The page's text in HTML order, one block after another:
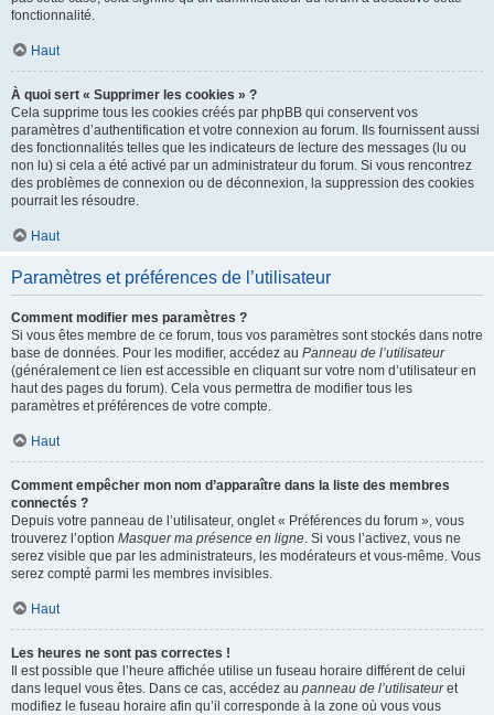
fonctionnalité.
Haut
À quoi sert « Supprimer les cookies » ?
Cela supprime tous les cookies créés par phpBB qui conservent vos
paramètres d’authentification et votre connexion au forum. Ils fournissent aussi
des fonctionnalités telles que les indicateurs de lecture des messages (lu ou
non lu) si cela a été activé par un administrateur du forum. Si vous rencontrez
des problèmes de connexion ou de déconnexion, la suppression des cookies
pourrait les résoudre.
Haut
Paramètres et préférences de l’utilisateur
Comment modifier mes paramètres ?
Si vous êtes membre de ce forum, tous vos paramètres sont stockés dans notre
base de données. Pour les modifier, accédez au Panneau de l’utilisateur
(généralement ce lien est accessible en cliquant sur votre nom d’utilisateur en
haut des pages du forum). Cela vous permettra de modifier tous les
paramètres et préférences de votre compte.
Haut
Comment empêcher mon nom d’apparaître dans la liste des membres
connectés ?
Depuis votre panneau de l’utilisateur, onglet « Préférences du forum », vous
trouverez l’option Masquer ma présence en ligne. Si vous l’activez, vous ne
serez visible que par les administrateurs, les modérateurs et vous-même. Vous
serez compté parmi les membres invisibles.
Haut
Les heures ne sont pas correctes !
Il est possible que l’heure affichée utilise un fuseau horaire différent de celui
dans lequel vous êtes. Dans ce cas, accédez au panneau de l’utilisateuret
modifiez le fuseau horaire afin qu’il corresponde à la zone où vous vous